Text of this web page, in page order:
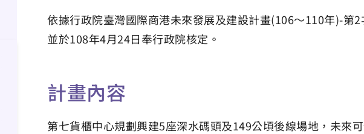
依據行政院臺灣國際商港未來發展及建設計畫(106～110年)-第
並於108年4月24日奉行政院核定。
計畫內容
第七貨櫃中心規劃興建5座深水碼頭及149公頃後線場地，未來